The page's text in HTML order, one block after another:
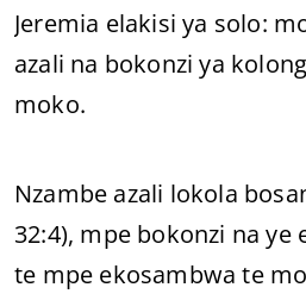
Jeremia elakisi ya solo:
azali na bokonzi ya
moko.
Nzambe azali lokola
32:4), mpe bokonzi na ye
te mpe ekosambwa te